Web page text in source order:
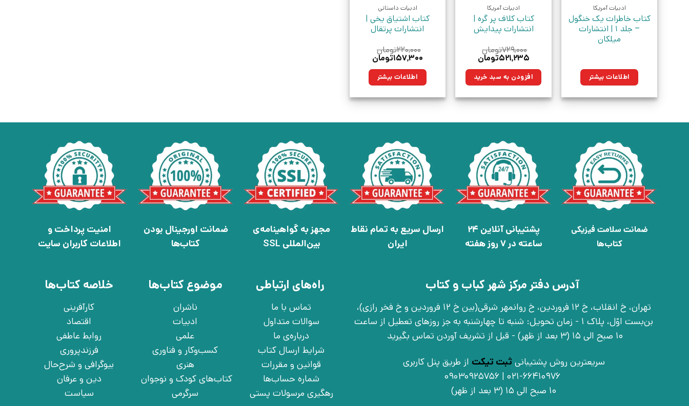
ادبیات آمریکا
کتاب خاطرات یک خنگول
– جلد 1 | انتشارات
میلکان
اطلاعات بیشتر
ادبیات آمریکا
کتاب کلاف پر گره |
انتشارات پیدایش
۷۲۹,۰۰۰تومان
قیمت
۷۲۹,۰۰۰تومان
بود.
۵۲۱,۲۳۵تومان
۵۲۱,۲۳۵تومان.افزودن به سبد خرید
ادبیات داستانی
کتاب اشتیاق یخی |
انتشارات پرتقال
۲۲۰,۰۰۰تومان
قیمت
۲۲۰,۰۰۰تومان
بود.
۱۵۷,۳۰۰تومان
۱۵۷,۳۰۰تومان. اطلاعات بیشتر
ضمانت سلامت فیزیکی
کتاب‌ها
پشتیبانی آنلاین 24
ساعته در 7 روز هفته
ارسال سریع به تمام نقاط
ایران
مجهز به گواهینامه‌ی
بین‌المللی SSL
ضمانت اورجینال بودن
کتاب‌ها
امنیت پرداخت و
اطلاعات کاربران سایت
آدرس دفتر مرکز شهر کباب و کتاب
تهران، خ انقلاب، خ 12 فروردین، خ روانمهر شرقی(بین خ 12 فروردین و خ فخر رازی)،
بن‌بست اوّل، پلاک 1 - زمان تحویل: شنبه تا چهارشنبه به جز روزهای تعطیل از ساعت
10 صبح الی 15 (3 بعد از ظهر) - قبل از تشریف آوردن تماس بگیرید
سریعترین روش پشتیبانی ثبت تیکت از طریق پنل کاربری
10 صبح الی 15 (3 بعد از ظهر)
راه‌های ارتباطی
تماس با ما
سوالات متداول
درباره‌ی ما
شرایط ارسال کتاب
قوانین و مقررات
شماره حساب‌ها
رهگیری مرسولات پستی
موضوع کتاب‌ها
ناشران
ادبیات
علمی
کسب‌وکار و فناوری
هنری
کتاب‌های کودک و نوجوان
سرگرمی
خلاصه کتاب‌ها
کارآفرینی
اقتصاد
روابط عاطفی
فرزندپروری
بیوگرافی و شرح‌حال
دین و عرفان
سیاست